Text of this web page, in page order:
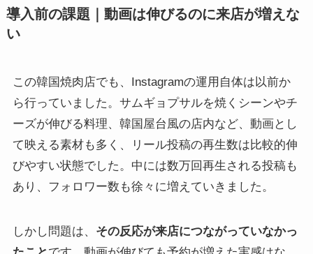
導入前の課題｜動画は伸びるのに来店が増えな
い
この韓国焼肉店でも、Instagramの運用自体は以前か
ら行っていました。サムギョプサルを焼くシーンやチ
ーズが伸びる料理、韓国屋台風の店内など、動画とし
て映える素材も多く、リール投稿の再生数は比較的伸
びやすい状態でした。中には数万回再生される投稿も
あり、フォロワー数も徐々に増えていきました。
しかし問題は、 その反応が来店につながっていなかっ